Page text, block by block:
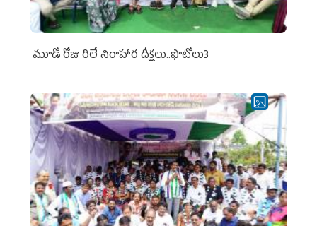
మూడో రోజు రిలే నిరాహార దీక్షలు..ఫొటోలు3